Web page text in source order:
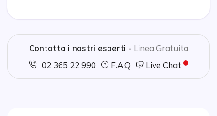
Contatta i nostri esperti - Linea Gratuita
02 365 22 990
F.A.Q Live Chat